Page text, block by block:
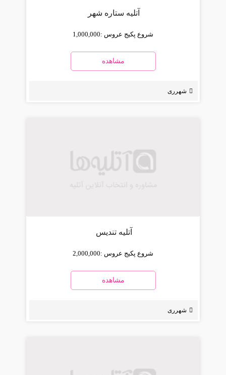
آتلیه ستاره شهر
شروع پکیج عروس :1,000,000
مشاهده
شهرری
آتلیه تندیس
شروع پکیج عروس :2,000,000
مشاهده
شهرری